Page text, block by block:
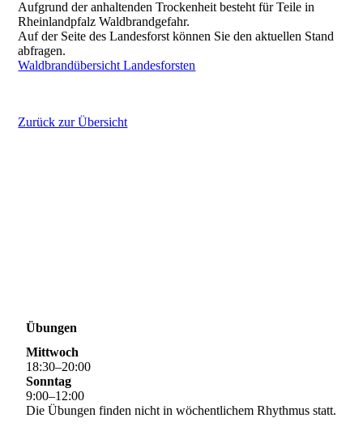
Aufgrund der anhaltenden Trockenheit besteht für Teile in
Rheinlandpfalz Waldbrandgefahr.
Auf der Seite des Landesforst können Sie den aktuellen Stand
abfragen.
Waldbrandübersicht Landesforsten
Zurück zur Übersicht
Übungen
Mittwoch
18:30–20:00
Sonntag
9:00–12:00
Die Übungen finden nicht in wöchentlichem Rhythmus statt.